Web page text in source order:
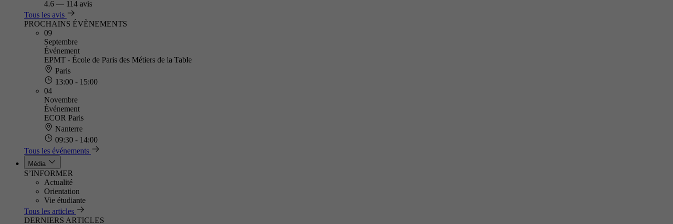
4.6 — 114 avis
Tous les avis
PROCHAINS ÉVÈNEMENTS
09
Septembre
Événement
EPMT - École de Paris des Métiers de la Table
Paris
13:00 - 15:00
04
Novembre
Événement
ECOR Paris
Nanterre
09:30 - 14:00
Tous les événements
Média
S’INFORMER
Actualité
Orientation
Vie étudiante
Tous les articles
DERNIERS ARTICLES